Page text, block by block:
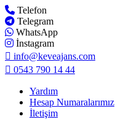
Telefon
Telegram
WhatsApp
İnstagram
info@keveajans.com
0543 790 14 44
Yardım
Hesap Numaralarımız
İletişim